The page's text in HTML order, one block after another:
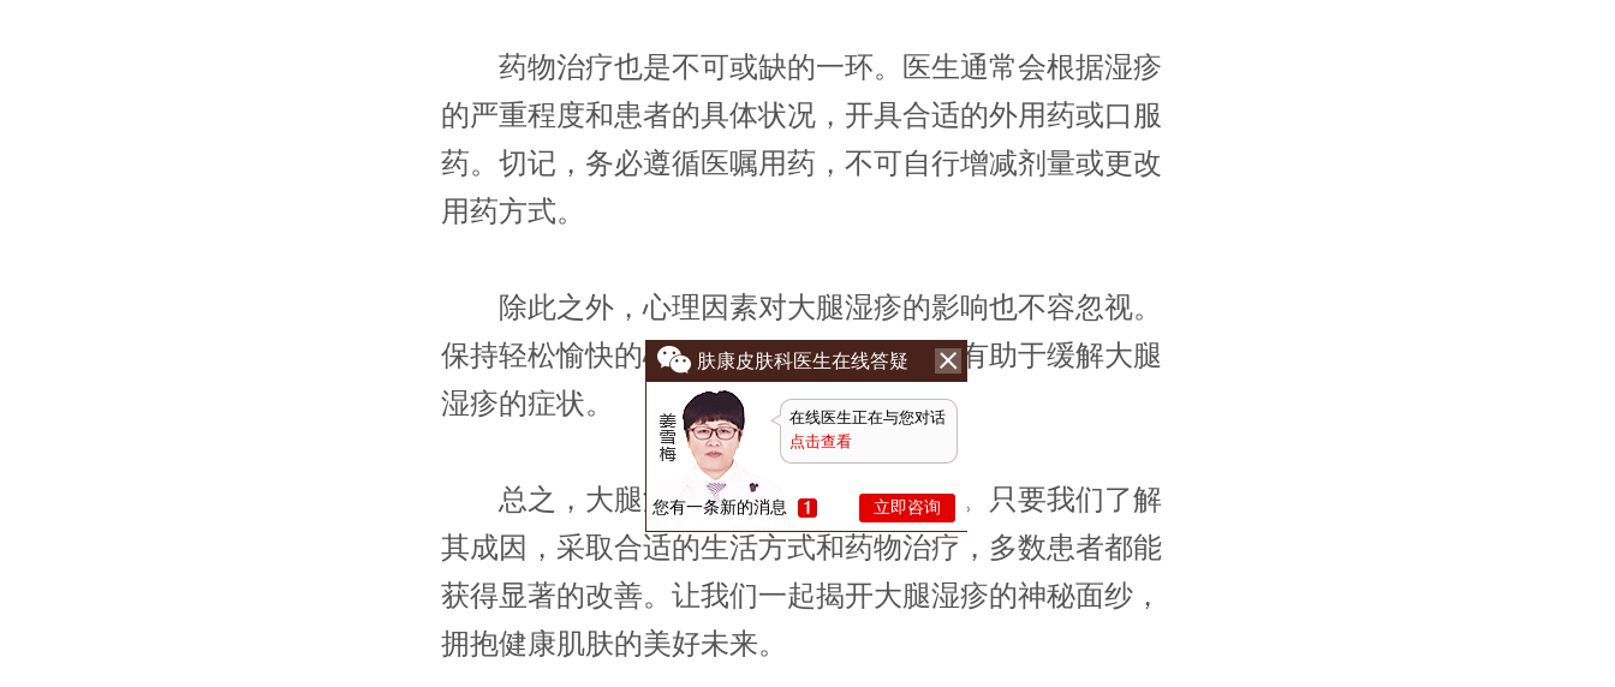
药物治疗也是不可或缺的一环。医生通常会根据湿疹
的严重程度和患者的具体状况，开具合适的外用药或口服
药。切记，务必遵循医嘱用药，不可自行增减剂量或更改
用药方式。
除此之外，心理因素对大腿湿疹的影响也不容忽视。
保持轻松愉快的心情，减轻压力和焦虑，有助于缓解大腿
湿疹的症状。
总之，大腿湿疹并非不可战胜的顽疾。只要我们了解
其成因，采取合适的生活方式和药物治疗，多数患者都能
获得显著的改善。让我们一起揭开大腿湿疹的神秘面纱，
拥抱健康肌肤的美好未来。
肤康皮肤科医生在线答疑
在线医生正在与您对话
点击查看
您有一条新的消息 立即咨询